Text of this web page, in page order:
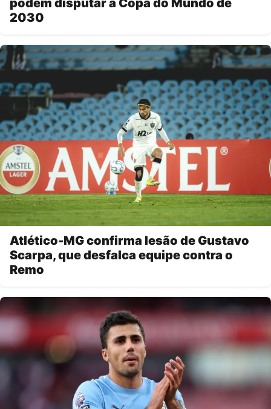
podem disputar a Copa do Mundo de
2030
Atlético-MG confirma lesão de Gustavo
Scarpa, que desfalca equipe contra o
Remo